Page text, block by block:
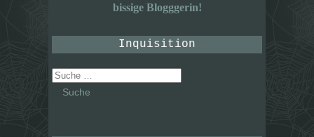
bissige Blogggerin!
Inquisition
Suche
nach: